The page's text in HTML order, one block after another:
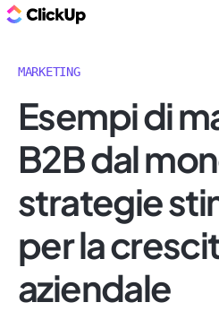
MARKETING
Esempi di
B2B dal
strategie
per la
aziendale